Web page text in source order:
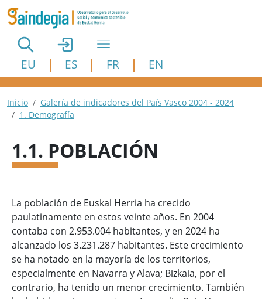
Pasar al contenido principal
EU ES FR EN
Ruta de navegación
Inicio
Galería de indicadores del País Vasco 2004 - 2024
1. Demografía
1.1. POBLACIÓN
La población de Euskal Herria ha crecido
paulatinamente en estos veinte años. En 2004
contaba con 2.953.004 habitantes, y en 2024 ha
alcanzado los 3.231.287 habitantes. Este crecimiento
se ha notado en la mayoría de los territorios,
especialmente en Navarra y Alava; Bizkaia, por el
contrario, ha tenido un menor crecimiento. También